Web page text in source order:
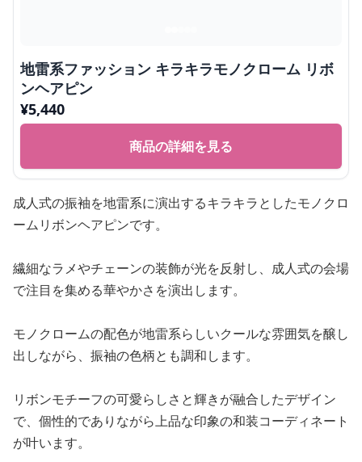
地雷系ファッション キラキラモノクローム リボ
ンヘアピン
¥5,440
商品の詳細を見る
成人式の振袖を地雷系に演出するキラキラとしたモノクロ
ームリボンヘアピンです。
繊細なラメやチェーンの装飾が光を反射し、成人式の会場
で注目を集める華やかさを演出します。
モノクロームの配色が地雷系らしいクールな雰囲気を醸し
出しながら、振袖の色柄とも調和します。
リボンモチーフの可愛らしさと輝きが融合したデザイン
で、個性的でありながら上品な印象の和装コーディネート
が叶います。